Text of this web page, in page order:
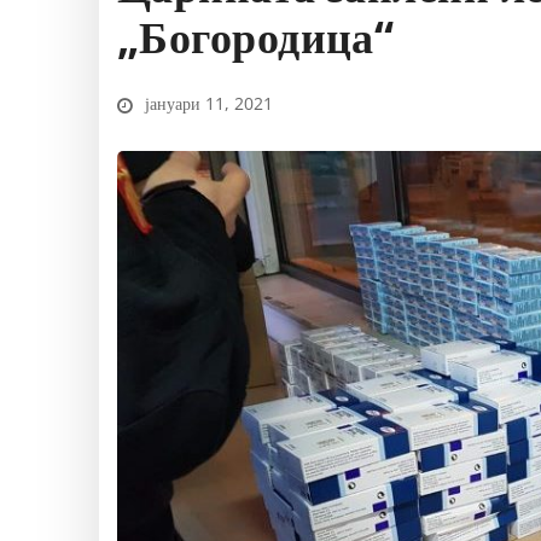
„Богородица“
јануари 11, 2021